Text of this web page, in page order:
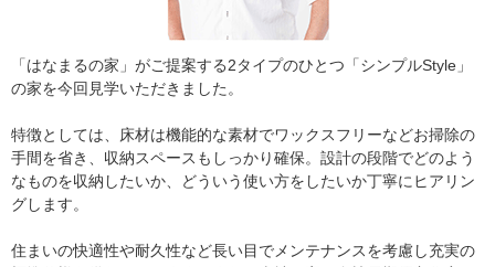
「はなまるの家」がご提案する2タイプのひとつ「シンプルStyle」
の家を今回見学いただきました。
特徴としては、床材は機能的な素材でワックスフリーなどお掃除の
手間を省き、収納スペースもしっかり確保。設計の段階でどのよう
なものを収納したいか、どういう使い方をしたいか丁寧にヒアリン
グします。
住まいの快適性や耐久性など長い目でメンテナンスを考慮し充実の